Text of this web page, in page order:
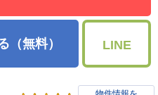
（無料） LINE